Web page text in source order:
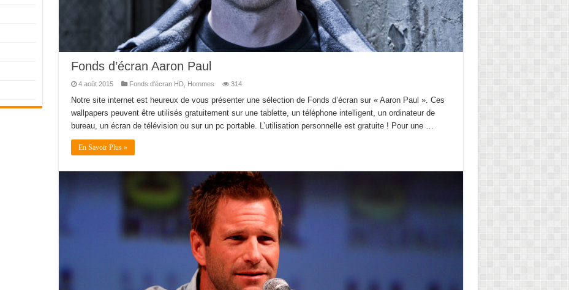
Fonds d’écran Aaron Paul
4 août 2015 Fonds d'écran HD, Hommes 314
Notre site internet est heureux de vous présenter une sélection de Fonds d’écran sur « Aaron Paul ». Ces
wallpapers peuvent être utilisés gratuitement sur une tablette, un téléphone intelligent, un ordinateur de
bureau, un écran de télévision ou sur un pc portable. L’utilisation personnelle est gratuite ! Pour une …
En Savoir Plus »